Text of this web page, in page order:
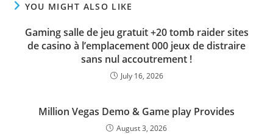
YOU MIGHT ALSO LIKE
Gaming salle de jeu gratuit +20 tomb raider sites
de casino à l’emplacement 000 jeux de distraire
sans nul accoutrement !
July 16, 2026
Million Vegas Demo & Game play Provides
August 3, 2026